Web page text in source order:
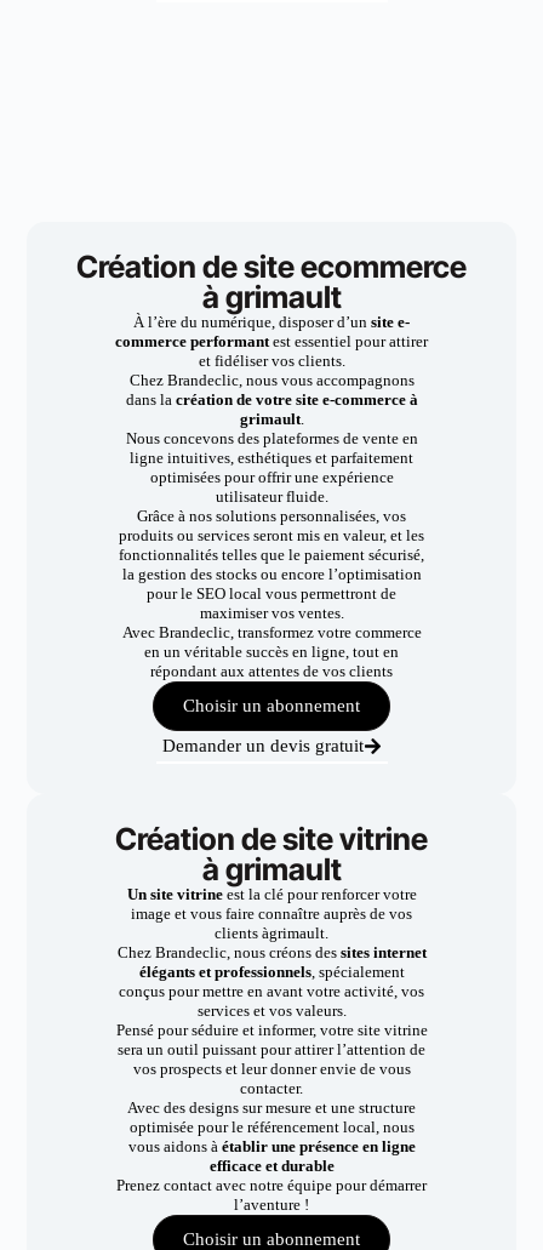
Création de site ecommerce
à grimault
À l’ère du numérique, disposer d’un site e-
commerce performantest essentiel pour attirer
et fidéliser vos clients.
Chez Brandeclic, nous vous accompagnons
dans la création de votre site e-commerce à
grimault.
Nous concevons des plateformes de vente en
ligne intuitives, esthétiques et parfaitement
optimisées pour offrir une expérience
utilisateur fluide.
Grâce à nos solutions personnalisées, vos
produits ou services seront mis en valeur, et les
fonctionnalités telles que le paiement sécurisé,
la gestion des stocks ou encore l’optimisation
pour le SEO local vous permettront de
maximiser vos ventes.
Avec Brandeclic, transformez votre commerce
en un véritable succès en ligne, tout en
répondant aux attentes de vos clients
Choisir un abonnement
Demander un devis gratuit
Création de site vitrine
à grimault
Un site vitrineest la clé pour renforcer votre
image et vous faire connaître auprès de vos
clients àgrimault.
Chez Brandeclic, nous créons dessites internet
élégants et professionnels, spécialement
conçus pour mettre en avant votre activité, vos
services et vos valeurs.
Pensé pour séduire et informer, votre site vitrine
sera un outil puissant pour attirer l’attention de
vos prospects et leur donner envie de vous
contacter.
Avec des designs sur mesure et une structure
optimisée pour le référencement local, nous
vous aidons à établir une présence en ligne
efficace et durable
Prenez contact avec notre équipe pour démarrer
l’aventure !
Choisir un abonnement